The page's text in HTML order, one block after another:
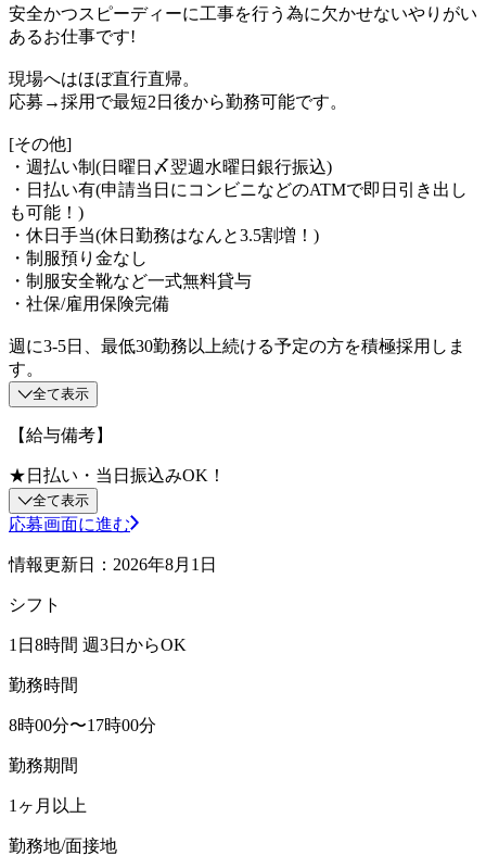
安全かつスピーディーに工事を行う為に欠かせないやりがい
あるお仕事です!
現場へはほぼ直行直帰。
応募→採用で最短2日後から勤務可能です。
[その他]
・週払い制(日曜日〆翌週水曜日銀行振込)
・日払い有(申請当日にコンビニなどのATMで即日引き出し
も可能！)
・休日手当(休日勤務はなんと3.5割増！)
・制服預り金なし
・制服安全靴など一式無料貸与
・社保/雇用保険完備
週に3-5日、最低30勤務以上続ける予定の方を積極採用しま
す。
全て表示
【給与備考】
★日払い・当日振込みOK！
全て表示
応募画面に進む
情報更新日：2026年8月1日
シフト
1日8時間 週3日からOK
勤務時間
8時00分〜17時00分
勤務期間
1ヶ月以上
勤務地/面接地